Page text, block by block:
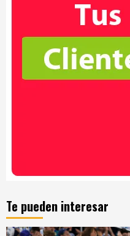
Te pueden interesar